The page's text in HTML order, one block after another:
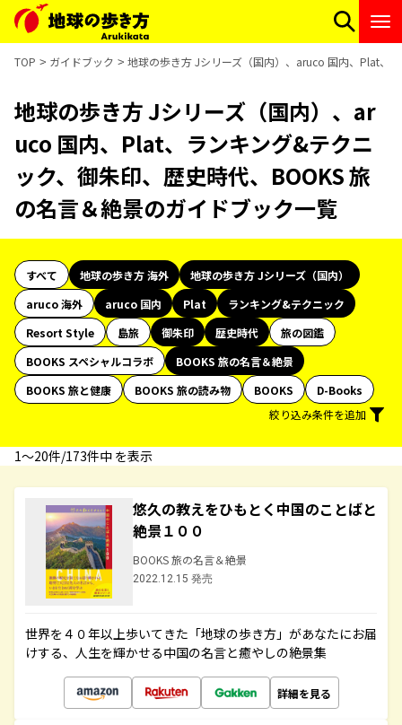
TOP ガイドブック 地球の歩き方 Jシリーズ（国内）、aruco 国内、Plat、
地球の歩き方 Jシリーズ（国内）、ar
uco 国内、Plat、ランキング&テクニ
ック、御朱印、歴史時代、BOOKS 旅
の名言＆絶景のガイドブック一覧
すべて 地球の歩き方 海外
地球の歩き方 Jシリーズ（国内）
aruco 海外
aruco 国内 Plat
ランキング&テクニック
Resort Style
島旅 御朱印 歴史時代
旅の図鑑
BOOKS スペシャルコラボ
BOOKS 旅の名言＆絶景
BOOKS 旅と健康
BOOKS 旅の読み物 BOOKS
D-Books
絞り込み条件を追加
1〜20件/173件中 を表示
悠久の教えをひもとく中国のことばと
絶景１００
BOOKS 旅の名言＆絶景
2022.12.15 発売
世界を４０年以上歩いてきた「地球の歩き方」があなたにお届
けする、人生を輝かせる中国の名言と癒やしの絶景集
詳細を見る